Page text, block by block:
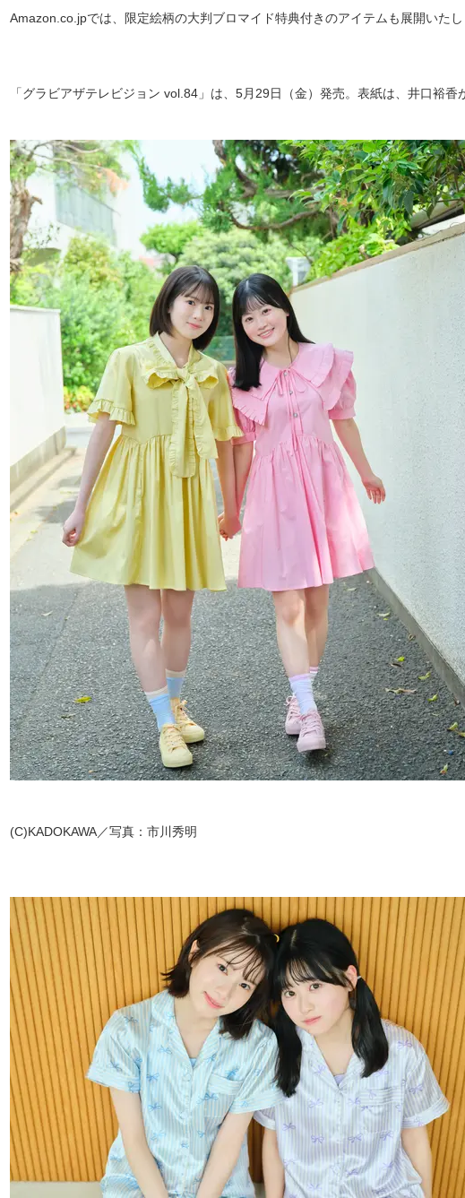
Amazon.co.jpでは、限定絵柄の大判ブロマイド特典付きのアイテムも展開いたし
「グラビアザテレビジョン vol.84」は、5月29日（金）発売。表紙は、井口裕香
(C)KADOKAWA／写真：市川秀明